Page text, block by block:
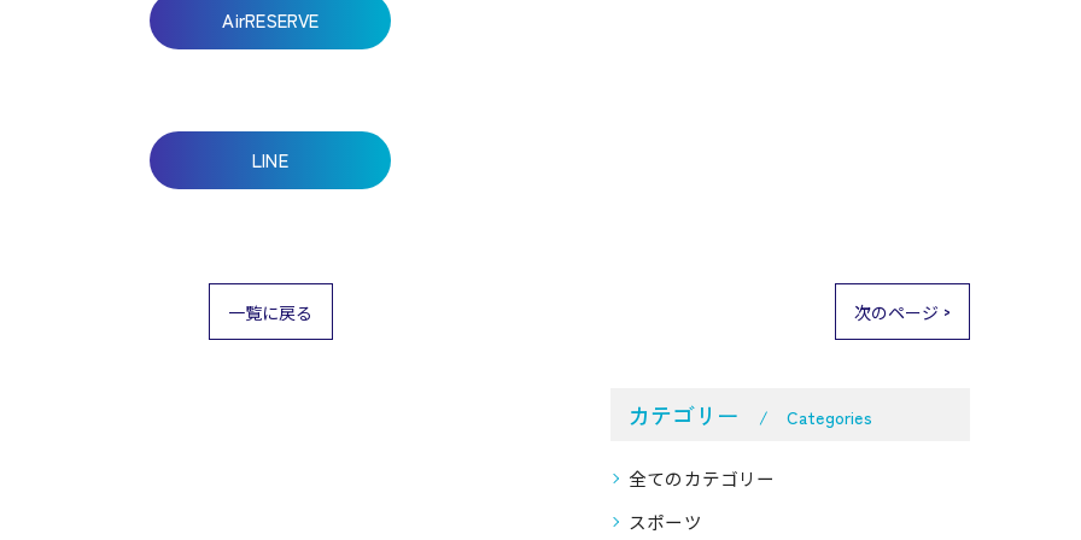
AirRESERVE
LINE
一覧に戻る 次のページ >
カテゴリー Categories
全てのカテゴリー
スポーツ